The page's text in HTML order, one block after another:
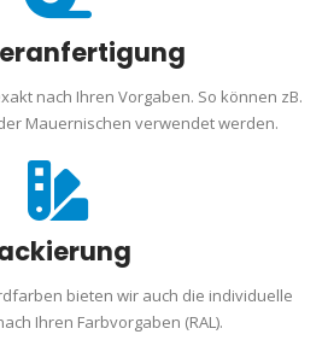
nach Ihren Vorgaben. So können zB.
Mauernischen verwendet werden.
bieten wir auch die individuelle
Ihren Farbvorgaben (RAL).